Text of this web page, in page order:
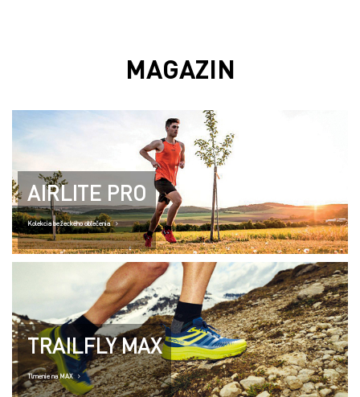
MAGAZIN
AIRLITE PRO
Kolekcia bežeckého oblečenia
TRAILFLY MAX
Tlmenie na MAX